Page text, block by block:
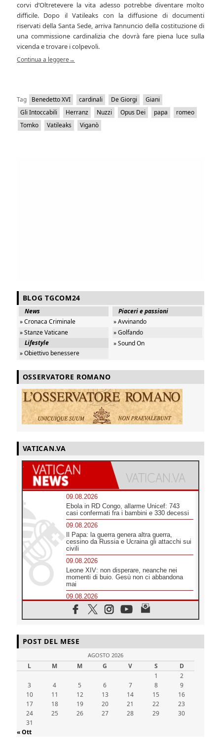
corvi d’Oltretevere la vita adesso potrebbe diventare molto
difficile. Dopo il Vatileaks con la diffusione di documenti
riservati della Santa Sede, arriva l’annuncio della costituzione di
una commissione cardinalizia che dovrà fare piena luce sulla
vicenda e trovare i colpevoli.
Continua a leggere→
Tag Benedetto XVI cardinali De Giorgi
Giani
Gli Intoccabili
Herranz Nuzzi Opus Dei papa
romeo
Tomko
Vatileaks Viganò
BLOG TGCOM24
News
» Cronaca Criminale
» Stanze Vaticane
Lifestyle
» Obiettivo benessere
Piaceri e passioni
» Avvinando
» Golfando
» Sound On
OSSERVATORE ROMANO
VATICAN.VA
09.08.2026
Ebola in RD Congo, allarme Unicef: 743
casi confermati fra i bambini e 330 decessi
09.08.2026
Il Papa: la guerra genera altra guerra,
cessino da Russia e Ucraina gli attacchi sui
civili
09.08.2026
Leone XIV: non disperare, neanche nei
momenti di buio. Gesù non ci abbandona
mai
09.08.2026
Drammatica escalation del conflitto tra
Russia e Ucraina
Tra Tolkien e Leone, un convegno su
"l'uomo, il mezzo e l'algoritmo"
09.08.2026
Spagna, controlli alle frontiere per i
viaggiatori provenienti dall'Italia
09.08.2026
Indonesia, un dollaro per la costruzione di
219 Chiese
09.08.2026
POST DEL MESE
AGOSTO 2026
L M M G V S
D
1
2
3
4 5 6 7 8
9
10
11 12 13 14 15
16
17
18 19 20 21 22
23
24
25 26 27 28 29
30
31
« Ott